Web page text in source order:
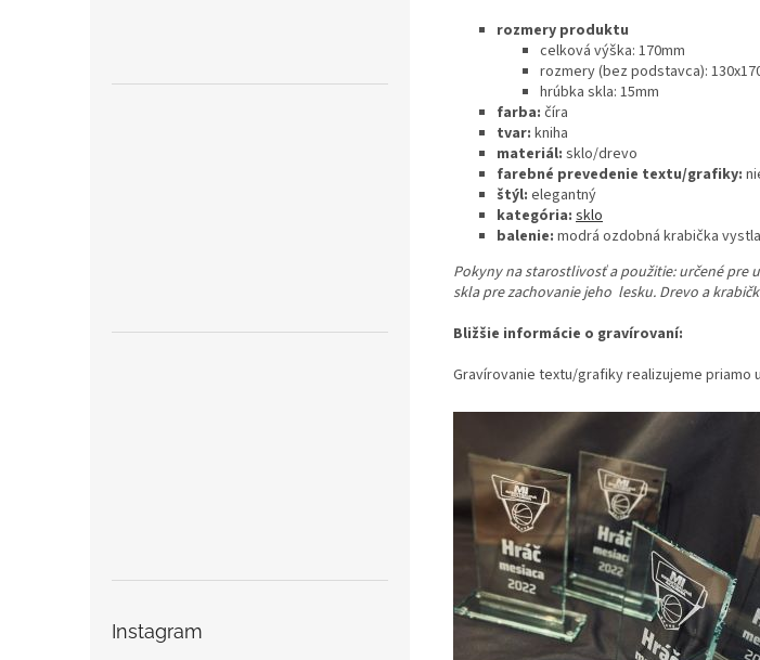
Instagram
rozmery produktu
celková výška: 170mm
rozmery (bez podstavca):
hrúbka skla: 15mm
farba: číra
tvar: kniha
materiál: sklo/drevo
farebné prevedenie textu/grafiky:
štýl: elegantný
kategória: sklo
balenie: modrá ozdobná krabička
Pokyny na starostlivosť a použitie: určené pre
skla pre zachovanie jeho lesku. Drevo a
Bližšie informácie o gravírovaní:
Gravírovanie textu/grafiky realizujeme priamo